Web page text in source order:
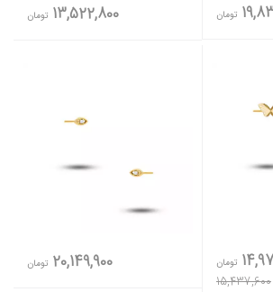
تومان 13,522,800 تومان
تومان
15,437,600
20,149,900 تومان